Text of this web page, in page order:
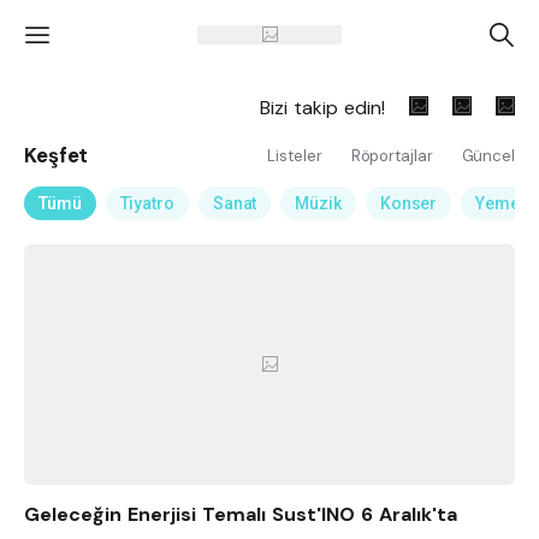
' A
Bizi takip edin!
Keşfet Listeler Röportajlar Güncel
Tümü Tiyatro Sanat Müzik Konser Yemek
Geleceğin Enerjisi Temalı Sust'INO 6 Aralık'ta